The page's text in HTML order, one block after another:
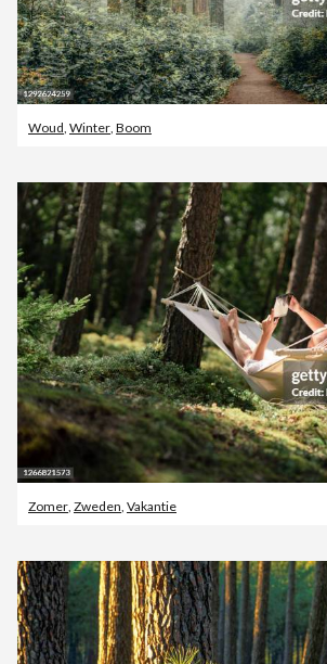
Woud Winter Boom
Zomer, Zweden, Vakantie